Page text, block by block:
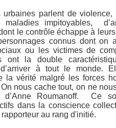
urbaines parlent de
maladies impitoyables,
le contrôle échappe à
connus dont on
ou les victimes de
ont la double
à tout le monde.
la vérité malgré les forces
nous cache tout, on ne
d’Anne Roumanoff. Ce
dans la conscience
au rang d'initié.